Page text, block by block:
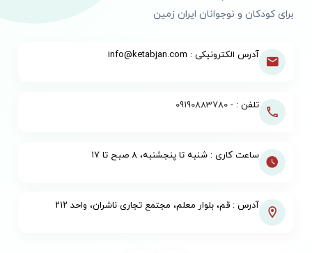
برای کودکان و نوجوانان ایران زمین
آدرس الکترونیکی : info@ketabjan.com
تلفن : -09190883780
ساعت کاری : شنبه تا پنجشنبه، ۸ صبح تا ۱۷
آدرس : قم، بلوار معلم، مجتمع تجاری ناشران، واحد ۲۱۲